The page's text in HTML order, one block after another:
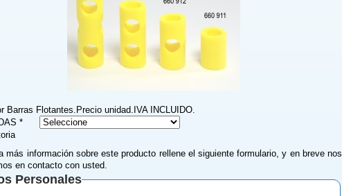
Barras Flotantes.Precio unidad.IVA INCLUIDO.
*
más información sobre este producto rellene el siguiente formulario, y en breve nos
en contacto con usted.
Personales